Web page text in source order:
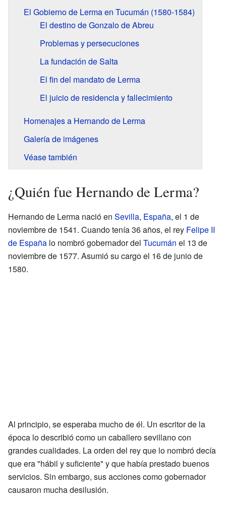
El Gobierno de Lerma en Tucumán (1580-1584)
El destino de Gonzalo de Abreu
Problemas y persecuciones
La fundación de Salta
El fin del mandato de Lerma
El juicio de residencia y fallecimiento
Homenajes a Hernando de Lerma
Galería de imágenes
Véase también
¿Quién fue Hernando de Lerma?
Hernando de Lerma nació en Sevilla, España, el 1 de
noviembre de 1541. Cuando tenía 36 años, el rey Felipe II
de España lo nombró gobernador del Tucumán el 13 de
noviembre de 1577. Asumió su cargo el 16 de junio de
1580.
Al principio, se esperaba mucho de él. Un escritor de la
época lo describió como un caballero sevillano con
grandes cualidades. La orden del rey que lo nombró decía
que era "hábil y suficiente" y que había prestado buenos
servicios. Sin embargo, sus acciones como gobernador
causaron mucha desilusión.